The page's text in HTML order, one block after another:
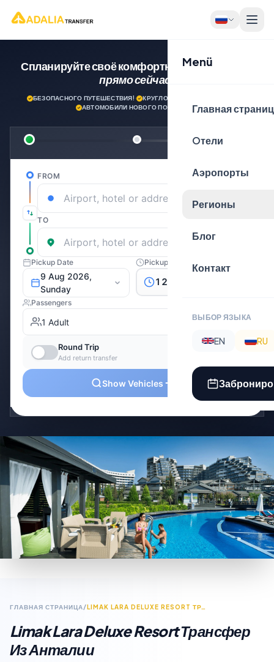
Menü
Главная
Oтели
Аэропорты
Регионы
Блог
Контакт
ВЫБОР ЯЗЫКА
EN RU
Спланируйте своё комфортное путешествие
прямо сейчас!
БЕЗОПАСНОГО ПУТЕШЕСТВИЯ!· КРУГЛОСУТОЧНАЯ ПОДДЕРЖКА
АВТОМОБИЛИ НОВОГО ПОКОЛЕНИЯ
ГЛАВНАЯ СТРАНИЦА/ LIMAK LARA DELUXE RESORT ТРАНСФЕР ИЗ АНТАЛИИ
Limak Lara Deluxe Resort Трансфер
Из Анталии